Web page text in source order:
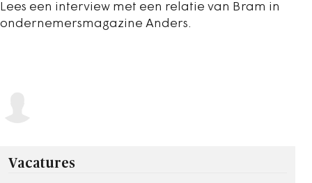
Lees een interview met een relatie van Bram in
ondernemersmagazine Anders.
Vacatures